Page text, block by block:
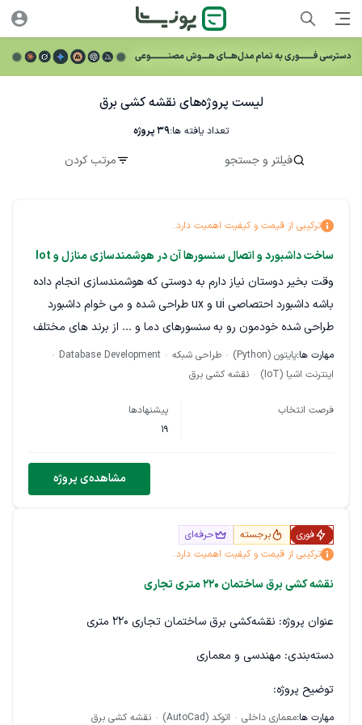
لیست پروژه‌های نقشه کشی برق
تعداد یافته ها:39پروژه
فیلتر و جستجو مرتب کردن
ترکیبی از قیمت و کیفیت اهمیت دارد.
ساخت داشبورد و اتصال سنسورها آن در هوشمندسازی منازل و lot
وقت بخیر دوستان نیاز دارم به دوستی که هوشمندسازی انجام داده
باشه داشبورد احتصاصی ui و ux طراحی شده و می خوام داشبورد
طراحی شده خودمون رو به سنسورهای دما و ... از برند های مختلف
مستقیما متصل کنیم مانیتورینگ داشته باشیم و در نهایت کنترل بر
روی سنسور ها و دستگاه ها ...
مهارت ها:پایتون (Python) طراحی شبکه
Database Development
اینترنت اشیا (IoT)
نقشه کشی برق
فرصت انتخاب
پیشنهادها
19
مشاهده‌ی پروژه
ترکیبی از قیمت و کیفیت اهمیت دارد.
فوری برجسته حرفه‌ای
نقشه کشی برق ساختمان ۲۲۰ متری تجاری
عنوان پروژه: نقشه‌کشی برق ساختمان تجاری ۲۲۰ متری
دسته‌بندی: مهندسی و معماری
توضیح پروژه:
یک ساختمان تجاری به مساحت حدود ۲۲۰ مترمربع در حال
مهارت ها:معماری داخلی اتوکد (AutoCad) نقشه کشی برق